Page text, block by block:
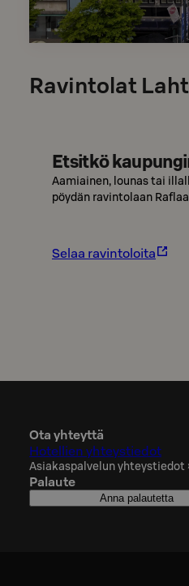
Ravintolat
Etsitkö
Aamiainen, lounas tai
pöydän ravintolaan
Selaa ravintoloita
Ota yhteyttä
Hotellien yhteystiedot
Asiakaspalvelun yhteystiedot
Palaute
Anna palautetta